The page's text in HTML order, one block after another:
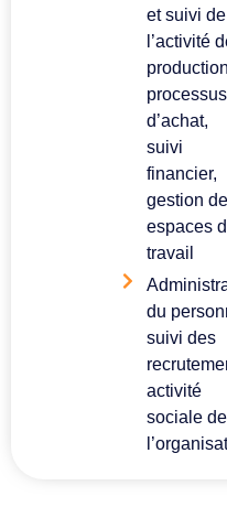
et suivi de
l’activité
processus
d’achat,
suivi
financier,
gestion
espaces
travail
du
suivi des
activité
sociale de